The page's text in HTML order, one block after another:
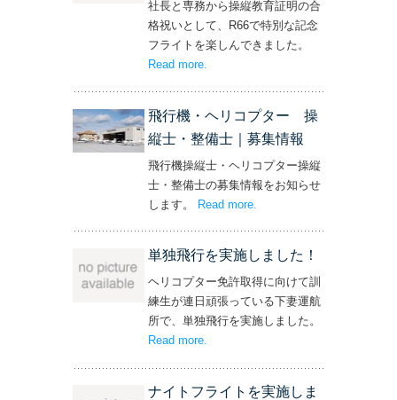
社長と専務から操縦教育証明の合
格祝いとして、R66で特別な記念
フライトを楽しんできました。
Read more– ‘社長と専務からの嬉しいプレゼン
.
飛行機・ヘリコプター 操
縦士・整備士｜募集情報
飛行機操縦士・ヘリコプター操縦
士・整備士の募集情報をお知らせ
します。 Read more
単独飛行を実施しました！
ヘリコプター免許取得に向けて訓
練生が連日頑張っている下妻運航
所で、単独飛行を実施しました。
Read more
ナイトフライトを実施しま